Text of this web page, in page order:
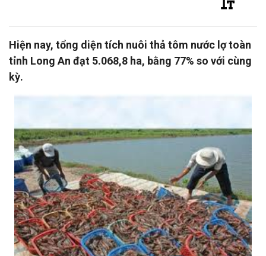
Hiện nay, tổng diện tích nuôi thả tôm nước lợ toàn
tỉnh Long An đạt 5.068,8 ha, bằng 77% so với cùng
kỳ.